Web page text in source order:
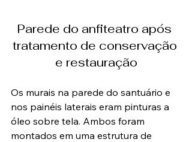
Parede do anfiteatro após
tratamento de conservação
e restauração
Os murais na parede do santuário e
nos painéis laterais eram pinturas a
óleo sobre tela. Ambos foram
montados em uma estrutura de